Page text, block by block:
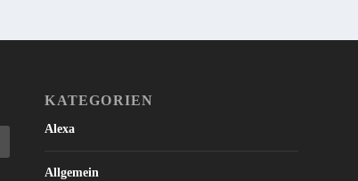
KATEGORIEN
Alexa
Allgemein